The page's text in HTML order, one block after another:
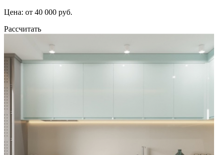
Цена: от 40 000 руб.
Рассчитать